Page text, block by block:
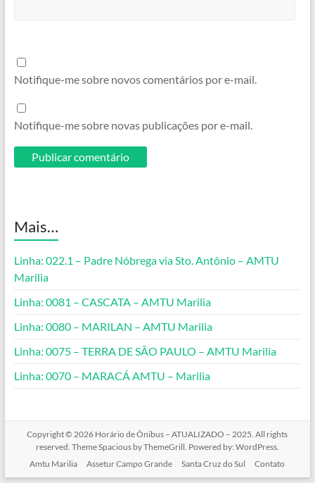
Notifique-me sobre novos comentários por e-mail.
Notifique-me sobre novas publicações por e-mail.
Mais…
Linha: 022.1 – Padre Nóbrega via Sto. Antônio – AMTU
Marilia
Linha: 0081 – CASCATA – AMTU Marilia
Linha: 0080 – MARILAN – AMTU Marilia
Linha: 0075 – TERRA DE SÃO PAULO – AMTU Marilia
Linha: 0070 – MARACÁ AMTU – Marilia
Copyright © 2026 Horário de Ônibus – ATUALIZADO – 2025. All rights
reserved. ThemeSpaciousby ThemeGrill. Powered by: WordPress.
Amtu Marilia
Assetur Campo Grande Santa Cruz do Sul Contato